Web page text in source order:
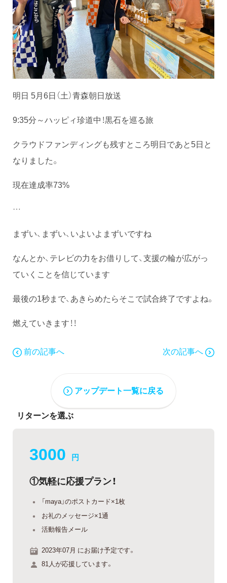
明日 5月6日（土）青森朝日放送
9:35分～ハッピィ珍道中！黒石を巡る旅
クラウドファンディングも残すところ明日であと5日と
なりました。
現在達成率73%
…
まずい、まずい、いよいよまずいですね
なんとか、テレビの力をお借りして、支援の輪が広がっ
ていくことを信じています
最後の1秒まで、あきらめたらそこで試合終了ですよね。
燃えていきます！！
前の記事へ 次の記事へ
アップデート一覧に戻る
リターンを選ぶ
3000 円
①気軽に応援プラン！
「maya」のポストカード×1枚
お礼のメッセージ×1通
活動報告メール
2023年07月 にお届け予定です。
81人が応援しています。